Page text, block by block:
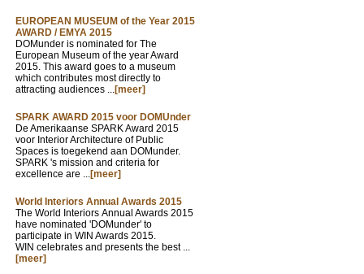
EUROPEAN MUSEUM of the Year 2015
AWARD / EMYA 2015
DOMunder is nominated for The
European Museum of the year Award
2015. This award goes to a museum
which contributes most directly to
attracting audiences ...[meer]
SPARK AWARD 2015 voor DOMUnder
De Amerikaanse SPARK Award 2015
voor Interior Architecture of Public
Spaces is toegekend aan DOMunder.
SPARK 's mission and criteria for
excellence are ...[meer]
World Interiors Annual Awards 2015
The World Interiors Annual Awards 2015
have nominated 'DOMunder' to
participate in WIN Awards 2015.
WIN celebrates and presents the best ...
[meer]